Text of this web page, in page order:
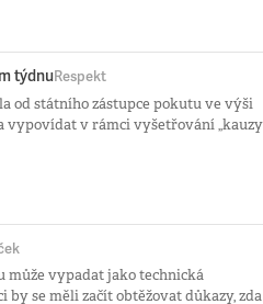
týdnuRespekt
od státního zástupce pokutu ve výši
vypovídat v rámci vyšetřování „kauzy
může vypadat jako technická
by se měli začít obtěžovat důkazy, zda